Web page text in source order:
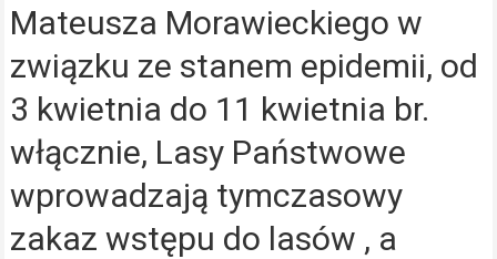
Mateusza Morawieckiego w
związku ze stanem epidemii, od
3 kwietnia do 11 kwietnia br.
włącznie, Lasy Państwowe
wprowadzają tymczasowy
zakaz wstępu do lasów , a